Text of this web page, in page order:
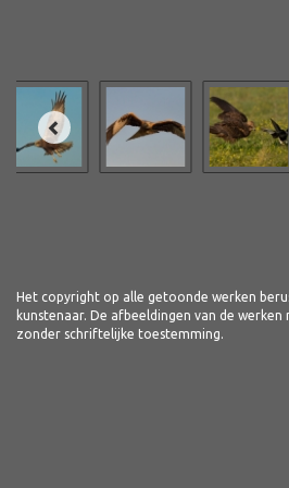
Het copyright op alle getoonde werken
kunstenaar. De afbeeldingen van de
zonder schriftelijke toestemming.